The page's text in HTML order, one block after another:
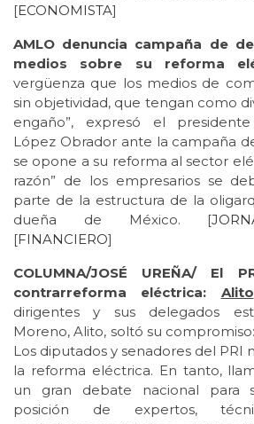
[ECONOMISTA]
AMLO denuncia campaña de
medios sobre su reforma
vergüenza que los medios de
sin objetividad, que tengan como
engaño”, expresó el
López Obrador ante la campaña
se opone a su reforma al sector
razón” de los empresarios se
parte de la estructura de la
dueña de México. [
[FINANCIERO]
COLUMNA/JOSÉ UREÑA/ El
contrarreforma eléctrica: Alito
dirigentes y sus delegados
Moreno, Alito, soltó su
Los diputados y senadores del PRI
la reforma eléctrica. En tanto,
un gran debate nacional para
posición de expertos,